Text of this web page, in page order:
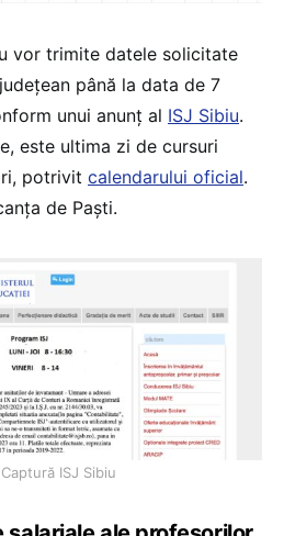
vor trimite datele solicitate
până la data de 7
unui anunț al ISJ Sibiu.
este ultima zi de cursuri
potrivit calendarului oficial.
de Paști.
ISJ Sibiu